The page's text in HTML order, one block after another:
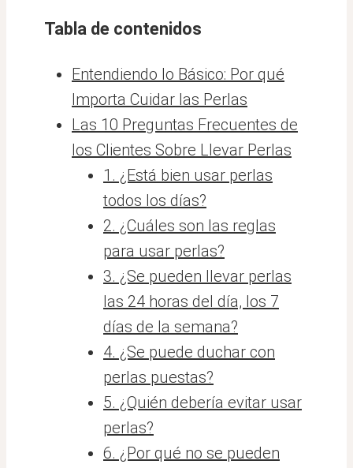
Tabla de contenidos
Entendiendo lo Básico: Por qué
Importa Cuidar las Perlas
Las 10 Preguntas Frecuentes de
los Clientes Sobre Llevar Perlas
1. ¿Está bien usar perlas
todos los días?
2. ¿Cuáles son las reglas
para usar perlas?
3. ¿Se pueden llevar perlas
las 24 horas del día, los 7
días de la semana?
4. ¿Se puede duchar con
perlas puestas?
5. ¿Quién debería evitar usar
perlas?
6. ¿Por qué no se pueden